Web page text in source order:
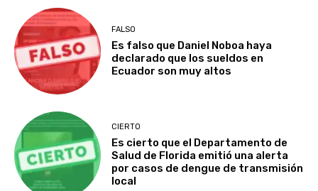
FALSO
Es falso que Daniel Noboa haya
declarado que los sueldos en
Ecuador son muy altos
CIERTO
Es cierto que el Departamento de
Salud de Florida emitió una alerta
por casos de dengue de transmisión
local